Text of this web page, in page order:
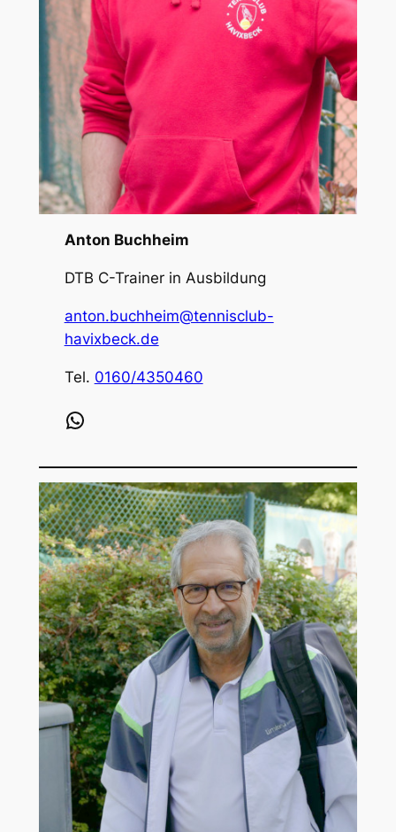
Anton Buchheim
DTB C-Trainer in Ausbildung
anton.buchheim@tennisclub-
havixbeck.de
Tel. 0160/4350460
WhatsApp